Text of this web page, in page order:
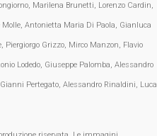
Marilena Brunetti, Lorenzo Cardin,
Molle, Antonietta Maria Di Paola, Gianluca
Piergiorgo Grizzo, Mirco Manzon, Flavio
Lodedo, Giuseppe Palomba, Alessandro
Pertegato, Alessandro Rinaldini, Luca